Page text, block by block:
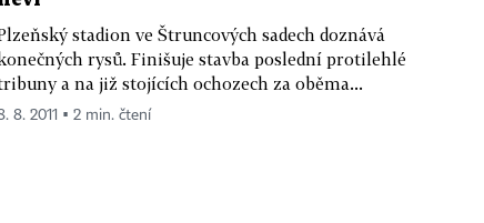
stadion ve Štruncových sadech doznává
rysů. Finišuje stavba poslední protilehlé
a na již stojících ochozech za oběma...
8. 2011 ▪ 2 min. čtení